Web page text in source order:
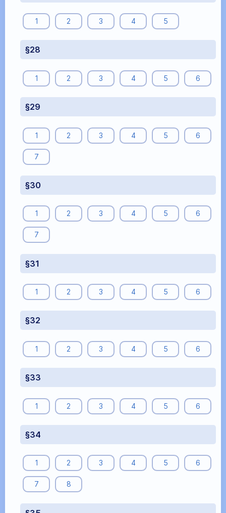
1 2 3 4 5
§28
1 2 3 4 5 6
§29
1 2 3 4 5 6
7
§30
1 2 3 4 5 6
7
§31
1 2 3 4 5 6
§32
1 2 3 4 5 6
§33
1 2 3 4 5 6
§34
1 2 3 4 5 6
7 8